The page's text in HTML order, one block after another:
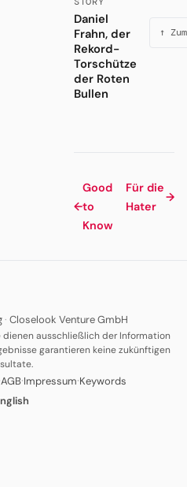
Daniel
Frahn, der
Rekord-
Torschütze
der Roten
Bullen
↑
←
Good
to
Know
Für die
Hater
→
· Closelook Venture GmbH
dienen ausschließlich der Information
garantieren keine zukünftigen
AGB·Impressum·Keywords